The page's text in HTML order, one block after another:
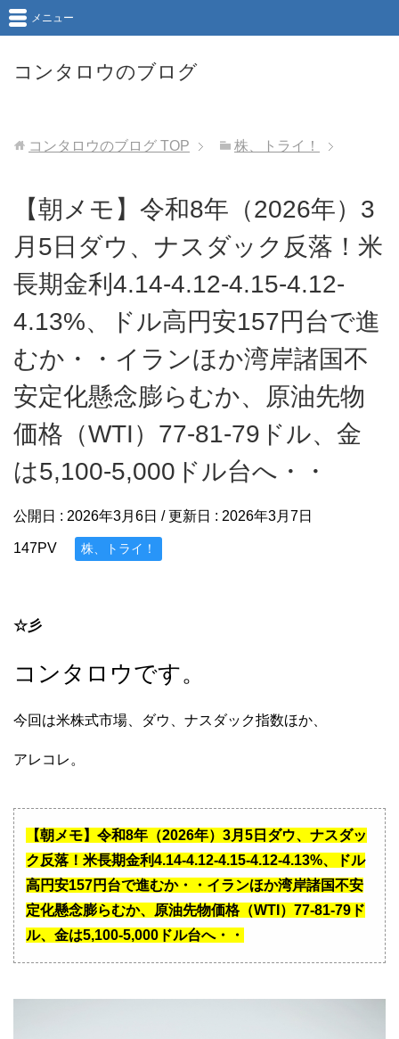
コンタロウのブログ
メニュー
コンタロウのブログ TOP 株、トライ！
【朝メモ】令和8年（2026年）3
月5日ダウ、ナスダック反落！米
長期金利4.14-4.12-4.15-4.12-
4.13%、ドル高円安157円台で進
むか・・イランほか湾岸諸国不
安定化懸念膨らむか、原油先物
価格（WTI）77-81-79ドル、金
は5,100-5,000ドル台へ・・
公開日 : 2026年3月6日 / 更新日 : 2026年3月7日
147PV 株、トライ！
☆彡
コンタロウです。
今回は米株式市場、ダウ、ナスダック指数ほか、
アレコレ。
【朝メモ】令和8年（2026年）3月5日ダウ、ナスダッ
ク反落！米長期金利4.14-4.12-4.15-4.12-4.13%、ドル
高円安157円台で進むか・・イランほか湾岸諸国不安
定化懸念膨らむか、原油先物価格（WTI）77-81-79ド
ル、金は5,100-5,000ドル台へ・・